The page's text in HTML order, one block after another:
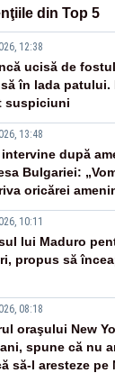
din Top 5
12:38
ucisă de
în lada patului.
suspiciuni
13:48
intervine după
Bulgariei:
oricărei
10:11
lui Maduro
propus să
08:18
oraşului New
spune că nu
să-l aresteze pe